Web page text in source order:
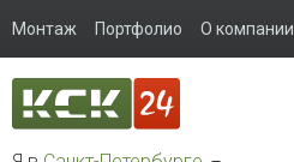
Монтаж Портфолио О компании